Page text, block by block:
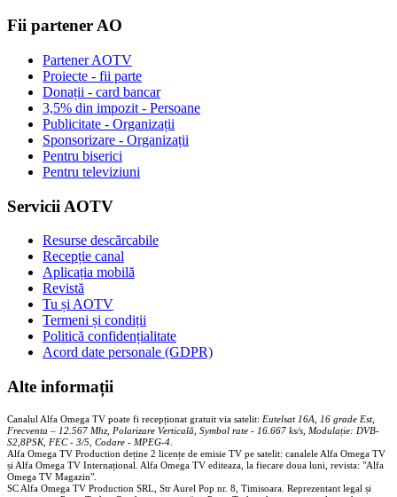
Fii partener AO
Partener AOTV
Proiecte - fii parte
Donații - card bancar
3,5% din impozit - Persoane
Publicitate - Organizații
Sponsorizare - Organizații
Pentru biserici
Pentru televiziuni
Servicii AOTV
Resurse descărcabile
Recepție canal
Aplicația mobilă
Revistă
Tu și AOTV
Termeni și condiții
Politică confidențialitate
Acord date personale (GDPR)
Alte informații
Canalul Alfa Omega TV poate fi recepționat gratuit via satelit: Eutelsat 16A, 16 grade Est,
Frecventa – 12.567 Mhz, Polarizare Verticală, Symbol rate - 16.667 ks/s, Modulație: DVB-
S2,8PSK, FEC - 3/5, Codare - MPEG-4
Alfa Omega TV Production deține 2 licențe de emisie TV pe satelit: canalele Alfa Omega TV
și Alfa Omega TV Internațional. Alfa Omega TV editeaza, la fiecare doua luni, revista: "Alfa
Omega TV Magazin".
SC Alfa Omega TV Production SRL, Str Aurel Pop nr. 8, Timisoara. Reprezentant legal și